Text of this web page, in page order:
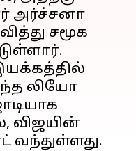
அர்ச்சனா
சமூக
லியோ
விஜயின்
வந்துள்ளது.